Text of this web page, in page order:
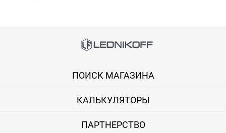
Вы можете оплатить покупку на сайте банковской картой
Оплата при получении
Вы можете оплатить заказ непосредственно при получении
ПОИСК МАГАЗИНА
КАЛЬКУЛЯТОРЫ
ПАРТНЕРСТВО